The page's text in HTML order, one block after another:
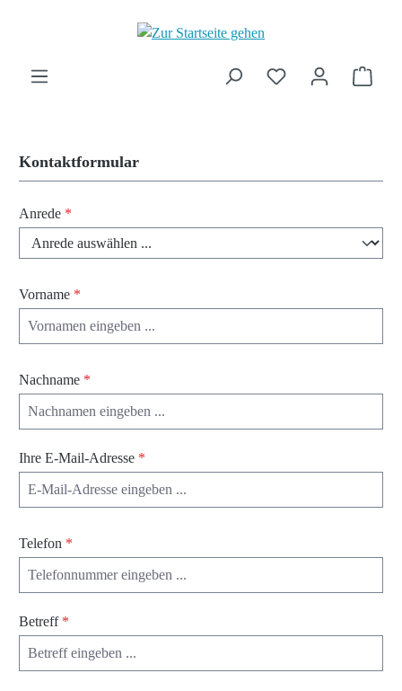
Zum Hauptinhalt springen
Kontaktformular
Anrede *
Vorname *
Nachname *
Ihre E-Mail-Adresse *
Telefon *
Betreff *